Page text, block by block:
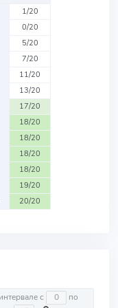
1/20
0/20
5/20
7/20
11/20
13/20
17/20
18/20
18/20
18/20
18/20
19/20
20/20
На интервале с по